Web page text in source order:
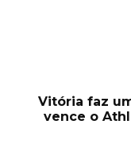
Vitória faz
vence o